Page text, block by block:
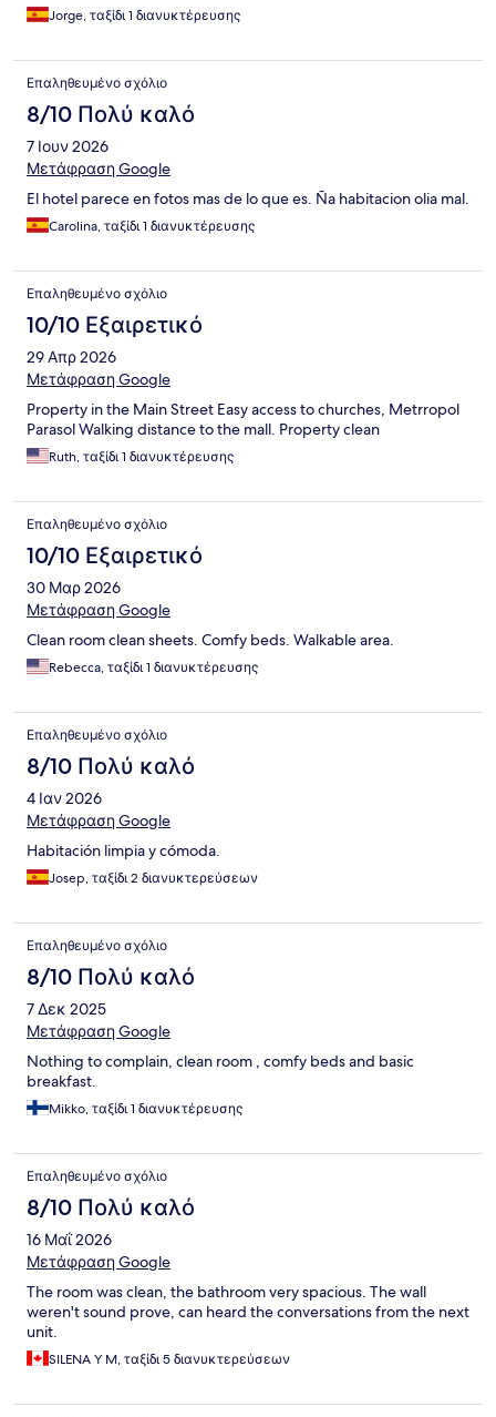
Jorge, ταξίδι 1 διανυκτέρευσης
Επαληθευμένο σχόλιο
8/10 Πολύ καλό
7 Ιουν 2026
Μετάφραση Google
El hotel parece en fotos mas de lo que es. Ña habitacion olia mal.
Carolina, ταξίδι 1 διανυκτέρευσης
Επαληθευμένο σχόλιο
10/10 Εξαιρετικό
29 Απρ 2026
Μετάφραση Google
Property in the Main Street Easy access to churches, Metrropol
Parasol Walking distance to the mall. Property clean
Ruth, ταξίδι 1 διανυκτέρευσης
Επαληθευμένο σχόλιο
10/10 Εξαιρετικό
30 Μαρ 2026
Μετάφραση Google
Clean room clean sheets. Comfy beds. Walkable area.
Rebecca, ταξίδι 1 διανυκτέρευσης
Επαληθευμένο σχόλιο
8/10 Πολύ καλό
4 Ιαν 2026
Μετάφραση Google
Habitación limpia y cómoda.
Josep, ταξίδι 2 διανυκτερεύσεων
Επαληθευμένο σχόλιο
8/10 Πολύ καλό
7 Δεκ 2025
Μετάφραση Google
Nothing to complain, clean room , comfy beds and basic
breakfast.
Mikko, ταξίδι 1 διανυκτέρευσης
Επαληθευμένο σχόλιο
8/10 Πολύ καλό
16 Μαΐ 2026
Μετάφραση Google
The room was clean, the bathroom very spacious. The wall
weren't sound prove, can heard the conversations from the next
unit.
SILENA Y M, ταξίδι 5 διανυκτερεύσεων